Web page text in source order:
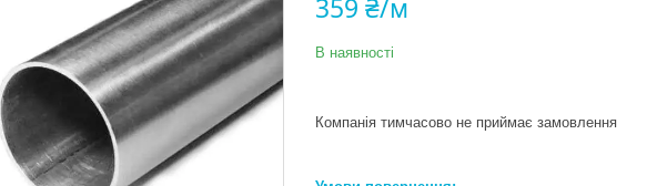
359 ₴/м
В наявності
Компанія тимчасово не приймає замовлення